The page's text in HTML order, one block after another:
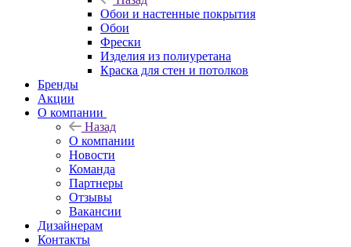
Обои и настенные покрытия
Обои
Фрески
Изделия из полиуретана
Краска для стен и потолков
Бренды
Акции
О компании
Назад
О компании
Новости
Команда
Партнеры
Отзывы
Вакансии
Дизайнерам
Контакты